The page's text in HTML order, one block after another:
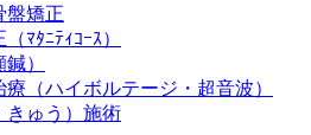
盤矯正
ﾏﾀﾆﾃｨｺｰｽ）
）
（ハイボルテージ・超音波）
きゅう）施術